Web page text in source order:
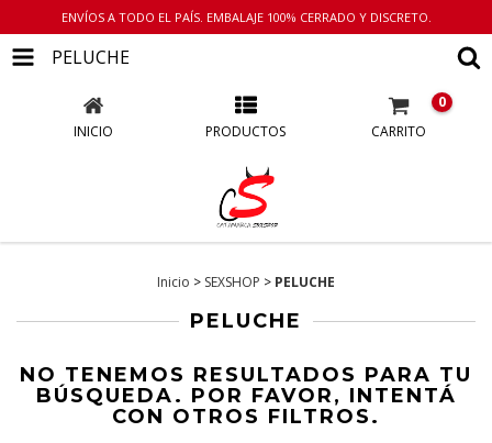
ENVÍOS A TODO EL PAÍS. EMBALAJE 100% CERRADO Y DISCRETO.
PELUCHE
INICIO PRODUCTOS CARRITO
0
Inicio > SEXSHOP > PELUCHE
PELUCHE
NO TENEMOS RESULTADOS PARA TU
BÚSQUEDA. POR FAVOR, INTENTÁ
CON OTROS FILTROS.